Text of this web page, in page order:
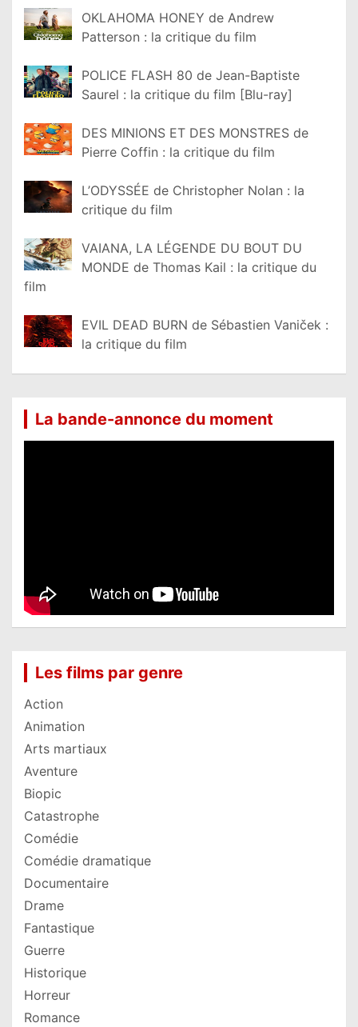
OKLAHOMA HONEY de Andrew
Patterson : la critique du film
POLICE FLASH 80 de Jean-Baptiste
Saurel : la critique du film [Blu-ray]
DES MINIONS ET DES MONSTRES de
Pierre Coffin : la critique du film
L’ODYSSÉE de Christopher Nolan : la
critique du film
VAIANA, LA LÉGENDE DU BOUT DU
MONDE de Thomas Kail : la critique du
film
EVIL DEAD BURN de Sébastien Vaniček :
la critique du film
La bande-annonce du moment
Les films par genre
Action
Animation
Arts martiaux
Aventure
Biopic
Catastrophe
Comédie
Comédie dramatique
Documentaire
Drame
Fantastique
Guerre
Historique
Horreur
Romance